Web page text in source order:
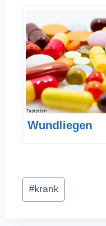
Wundliegen
Schlagworte:
#krank